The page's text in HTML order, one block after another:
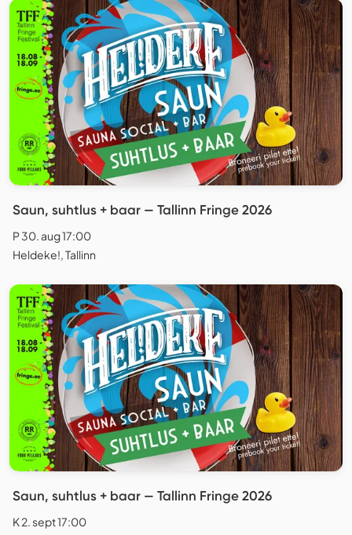
Saun, suhtlus + baar — Tallinn Fringe 2026
P 30. aug 17:00
Heldeke!, Tallinn
Saun, suhtlus + baar — Tallinn Fringe 2026
K 2. sept 17:00